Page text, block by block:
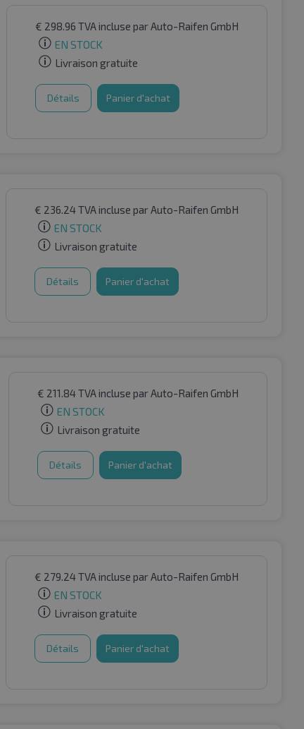
€ 298.96 TVA incluse par Auto-Raifen GmbH
EN STOCK
Livraison gratuite
Détails Panier d'achat
€ 236.24TVA incluse par Auto-Raifen GmbH
EN STOCK
Livraison gratuite
Détails Panier d'achat
€ 211.84TVA incluse par Auto-Raifen GmbH
EN STOCK
Livraison gratuite
Détails Panier d'achat
€ 279.24TVA incluse par Auto-Raifen GmbH
EN STOCK
Livraison gratuite
Détails Panier d'achat